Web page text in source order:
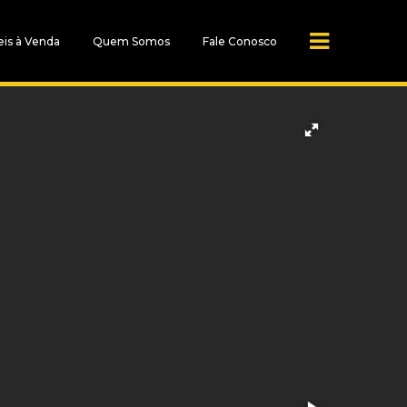
à Venda Quem Somos Fale Conosco